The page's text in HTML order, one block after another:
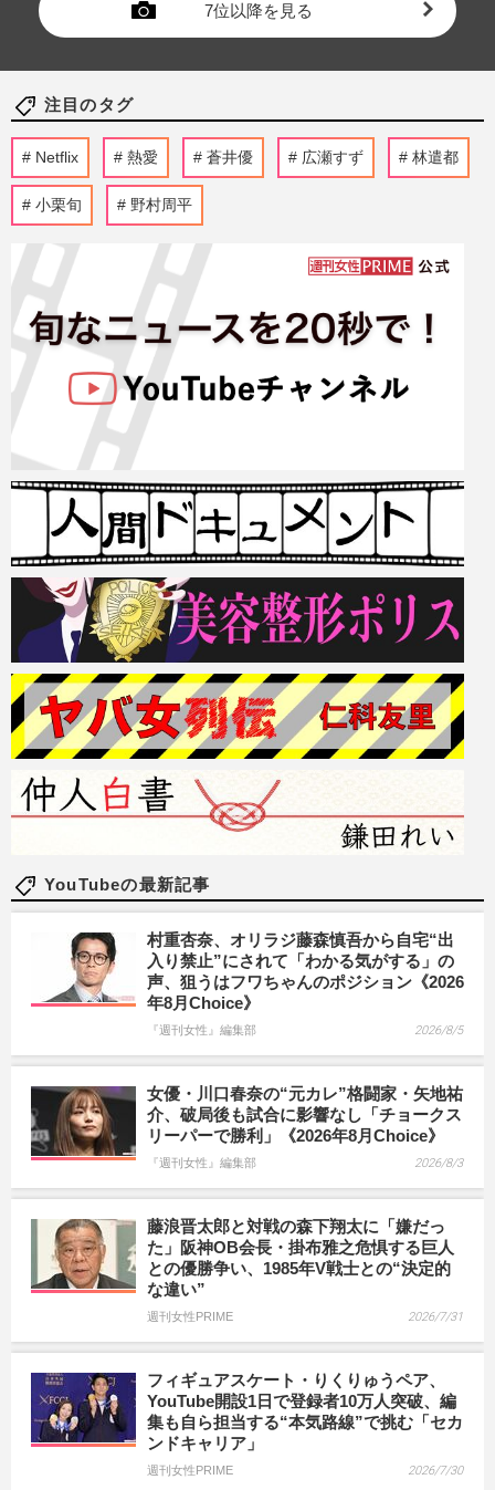
7位以降を見る
注目のタグ
Netflix 熱愛 蒼井優 広瀬すず 林遣都
小栗旬 野村周平
YouTubeの最新記事
村重杏奈、オリラジ藤森慎吾から自宅“出
入り禁止”にされて「わかる気がする」の
声、狙うはフワちゃんのポジション《2026
年8月Choice》
『週刊女性』編集部 2026/8/5
女優・川口春奈の“元カレ”格闘家・矢地祐
介、破局後も試合に影響なし「チョークス
リーパーで勝利」《2026年8月Choice》
『週刊女性』編集部 2026/8/3
藤浪晋太郎と対戦の森下翔太に「嫌だっ
た」阪神OB会長・掛布雅之危惧する巨人
との優勝争い、1985年V戦士との“決定的
な違い”
週刊女性PRIME 2026/7/31
フィギュアスケート・りくりゅうペア、
YouTube開設1日で登録者10万人突破、編
集も自ら担当する“本気路線”で挑む「セカ
ンドキャリア」
週刊女性PRIME 2026/7/30